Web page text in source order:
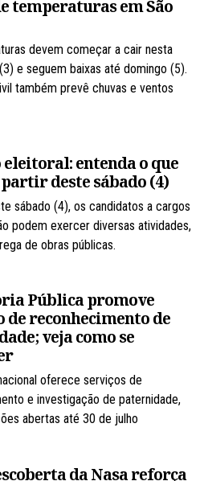
temperaturas em São
devem começar a cair nesta
e seguem baixas até domingo (5).
também prevê chuvas e ventos
entenda o que
deste sábado (4)
sábado (4), os candidatos a cargos
podem exercer diversas atividades,
de obras públicas.
Pública promove
reconhecimento de
veja como se
oferece serviços de
e investigação de paternidade,
abertas até 30 de julho
da Nasa reforça